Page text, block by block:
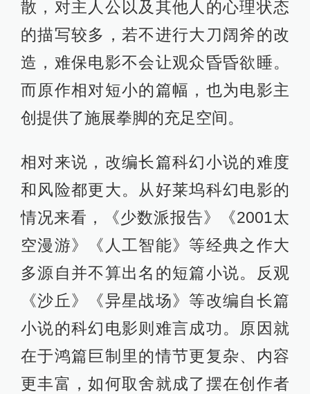
散，对主人公以及其他人的心理状态
的描写较多，若不进行大刀阔斧的改
造，难保电影不会让观众昏昏欲睡。
而原作相对短小的篇幅，也为电影主
创提供了施展拳脚的充足空间。
相对来说，改编长篇科幻小说的难度
和风险都更大。从好莱坞科幻电影的
情况来看，《少数派报告》《2001太
空漫游》《人工智能》等经典之作大
多源自并不算出名的短篇小说。反观
《沙丘》《异星战场》等改编自长篇
小说的科幻电影则难言成功。原因就
在于鸿篇巨制里的情节更复杂、内容
更丰富，如何取舍就成了摆在创作者